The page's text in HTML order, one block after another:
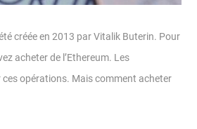
créée en 2013 par Vitalik Buterin. Pour
acheter de l’Ethereum. Les
ces opérations. Mais comment acheter